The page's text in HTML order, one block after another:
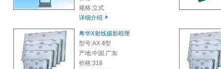
规格:立式
详细介绍
粤华X射线摄影暗匣
型号:AX-Ⅱ型
产地:中国.广东
价格:318